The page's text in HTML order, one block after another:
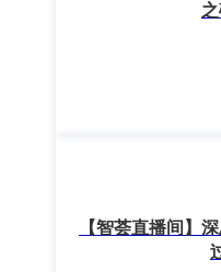
【智荟直播间】